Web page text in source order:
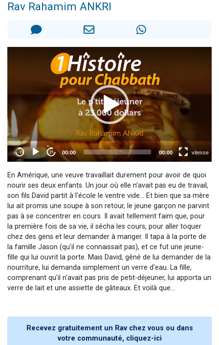
12 nouvelles musiques dans Torah-Box Music
Rav Rahamim ANKRI
En Amérique, une veuve travaillait durement pour avoir de quoi
nourir ses deux enfants. Un jour où elle n'avait pas eu de travail,
son fils David partit à l'école le ventre vide... Et bien que sa mère
lui ait promis une soupe à son retour, le jeune garçon ne parvint
pas à se concentrer en cours. Il avait tellement faim que, pour
la première fois de sa vie, il sécha les cours, pour aller toquer
chez des gens et leur demander à manger. Il tapa à la porte de
la famille Jason (qu'il ne connaissait pas), et ce fut une jeune-
fille qui lui ouvrit la porte. Mais David, gêné de lui demander de la
nourriture, lui demanda simplement un verre d'eau. La fille,
comprenant qu'il n'avait pas pris de petit-déjeuner, lui apporta un
verre de lait et une assiette de gâteaux. Et voilà que...
Recevez gratuitement un Rav chez vous ou dans
votre communauté, cliquez-ici